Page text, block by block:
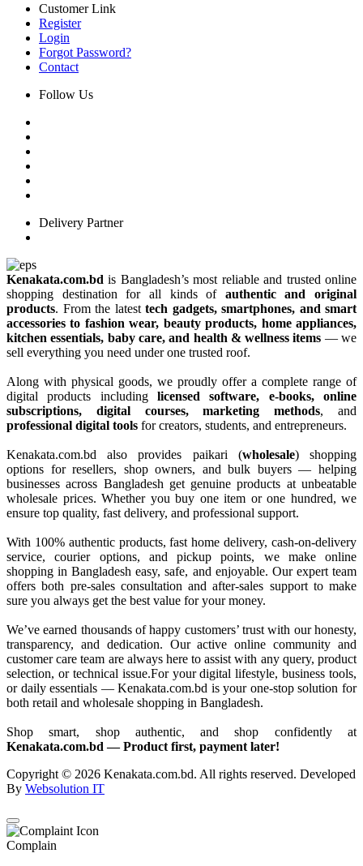
Customer Link
Register
Login
Forgot Password?
Contact
Follow Us
Delivery Partner
Kenakata.com.bd is Bangladesh’s most reliable and trusted online
shopping destination for all kinds of authentic and original
products. From the latest tech gadgets, smartphones, and smart
accessories to fashion wear, beauty products, home appliances,
kitchen essentials, baby care, and health & wellness items — we
sell everything you need under one trusted roof.
Along with physical goods, we proudly offer a complete range of
digital products including licensed software, e-books, online
subscriptions, digital courses, marketing methods, and
professional digital tools for creators, students, and entrepreneurs.
Kenakata.com.bd also provides paikari (wholesale) shopping
options for resellers, shop owners, and bulk buyers — helping
businesses across Bangladesh get genuine products at unbeatable
wholesale prices. Whether you buy one item or one hundred, we
ensure top quality, fast delivery, and professional support.
With 100% authentic products, fast home delivery, cash-on-delivery
service, courier options, and pickup points, we make online
shopping in Bangladesh easy, safe, and enjoyable. Our expert team
offers both pre-sales consultation and after-sales support to make
sure you always get the best value for your money.
We’ve earned thousands of happy customers’ trust with our honesty,
transparency, and dedication. Our active online community and
customer care team are always here to assist with any query, product
selection, or technical issue.For your digital lifestyle, business tools,
or daily essentials — Kenakata.com.bd is your one-stop solution for
both retail and wholesale shopping in Bangladesh.
Shop smart, shop authentic, and shop confidently at
Kenakata.com.bd — Product first, payment later!
Copyright © 2026 Kenakata.com.bd. All rights reserved. Developed
By Websolution IT
Complain